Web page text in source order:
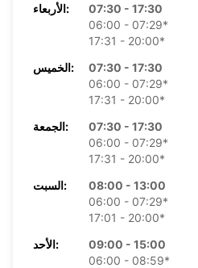
الأربعاء:
07:30 - 17:30
06:00 - 07:29*
17:31 - 20:00*
الخميس:
07:30 - 17:30
06:00 - 07:29*
17:31 - 20:00*
الجمعة:
07:30 - 17:30
06:00 - 07:29*
17:31 - 20:00*
السبت:
08:00 - 13:00
06:00 - 07:29*
17:01 - 20:00*
الأحد:
09:00 - 15:00
06:00 - 08:59*